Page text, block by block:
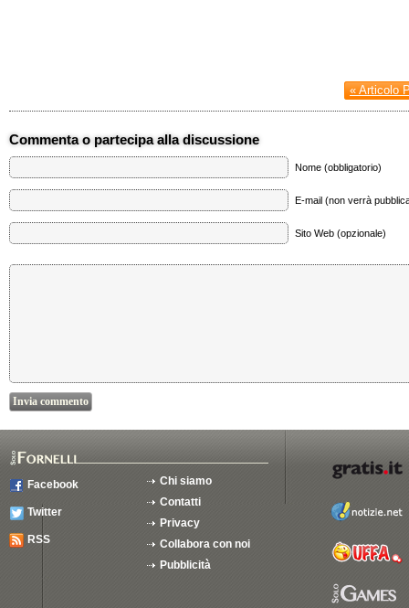
« Articolo
Commenta o partecipa alla discussione
Nome (obbligatorio)
E-mail (non verrà
Sito Web (opzionale)
Facebook
Twitter
RSS
Chi siamo
Contatti
Privacy
Collabora con noi
Pubblicità